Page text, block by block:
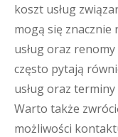
koszt usług
mogą się znacznie
usług oraz
często pytają
usług oraz
Warto także
możliwości